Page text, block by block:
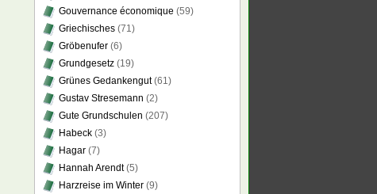
Gouvernance économique (59)
Griechisches (71)
Gröbenufer (6)
Grundgesetz (19)
Grünes Gedankengut(61)
Gustav Stresemann (2)
Gute Grundschulen (207)
Habeck (3)
Hagar (7)
Hannah Arendt(5)
Harzreise im Winter (9)